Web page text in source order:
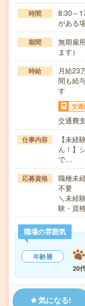
時間
8:30～
がある
期間
無期雇
ます）
時給
月給23
間も給
す
交通
交通費
仕事内容
【未経
ん！】
で…
応募資格
職種未
不要
＼未経
験・資
職場の雰囲気
年齢層
20
気になる!